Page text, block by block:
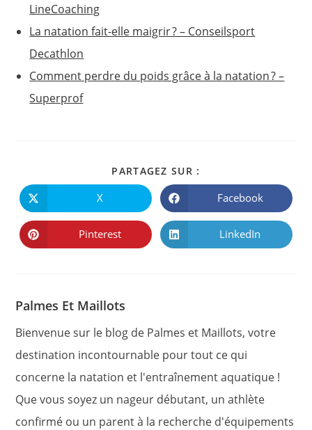
LineCoaching
La natation fait-elle maigrir ? – Conseilsport
Decathlon
Comment perdre du poids grâce à la natation ? –
Superprof
PARTAGEZ SUR :
Ouvrir
dans
une
autre
fenêtre
X Ouvrir
dans
une
autre
fenêtre
Facebook
Ouvrir
dans
Pinterest Ouvrir
dans
LinkedIn
Palmes Et Maillots
Bienvenue sur le blog de Palmes et Maillots, votre
destination incontournable pour tout ce qui
concerne la natation et l'entraînement aquatique !
Que vous soyez un nageur débutant, un athlète
confirmé ou un parent à la recherche d'équipements